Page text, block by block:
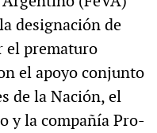
designación de
el prematuro
el apoyo conjunto
de la Nación, el
y la compañía Pro-